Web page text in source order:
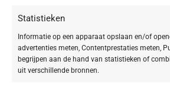
Statistieken
Informatie op een apparaat opslaan en/of
advertenties meten, Contentprestaties meten,
begrijpen aan de hand van statistieken of
uit verschillende bronnen.
Make-up met verzorgende
en gladder ogende,
anti-aging-verzorging in de strijd